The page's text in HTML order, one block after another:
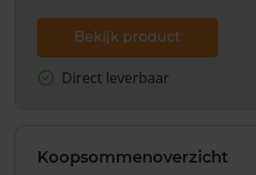
Bekijk product
Direct leverbaar
Koopsommenoverzicht